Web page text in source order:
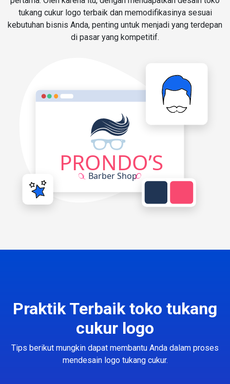
tukang cukur logo terbaik dan memodifikasinya sesuai
kebutuhan bisnis Anda, penting untuk menjadi yang terdepan
di pasar yang kompetitif.
Praktik Terbaik toko tukang
cukur logo
Tips berikut mungkin dapat membantu Anda dalam proses
mendesain logo tukang cukur.